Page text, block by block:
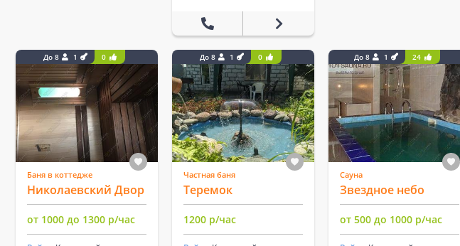
До 8 1 0
Баня в коттедже
Николаевский Двор
от 1000 до 1300 р/час
До 8 1 0
Частная баня
Теремок
1200 р/час
До 8 1 24
Сауна
Звездное небо
от 500 до 1000 р/час